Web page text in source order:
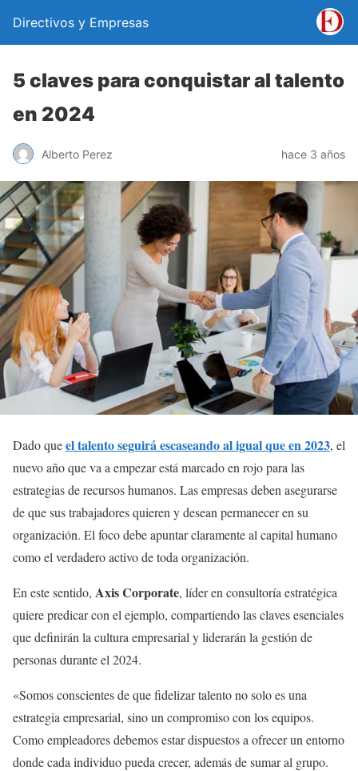
Directivos y Empresas
5 claves para conquistar al talento
en 2024
Alberto Perez hace 3 años
Dado queel talento seguirá escaseando al igual que en 2023, el
nuevo año que va a empezar está marcado en rojo para las
estrategias de recursos humanos. Las empresas deben asegurarse
de que sus trabajadores quieren y desean permanecer en su
organización. El foco debe apuntar claramente al capital humano
como el verdadero activo de toda organización.
En este sentido, Axis Corporate, líder en consultoría estratégica
quiere predicar con el ejemplo, compartiendo las claves esenciales
que definirán la cultura empresarial y liderarán la gestión de
personas durante el 2024.
«Somos conscientes de que fidelizar talento no solo es una
estrategia empresarial, sino un compromiso con los equipos.
Como empleadores debemos estar dispuestos a ofrecer un entorno
donde cada individuo pueda crecer, además de sumar al grupo.